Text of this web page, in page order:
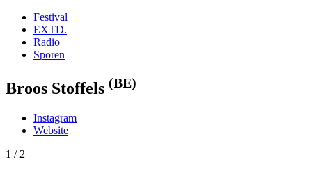
Festival
EXTD.
Radio
Sporen
Broos Stoffels (BE)
Instagram
Website
1 / 2